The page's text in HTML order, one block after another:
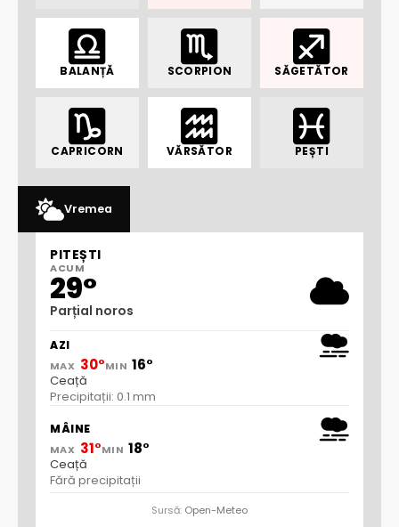
BALANȚĂ SCORPION SĂGETĂTOR
CAPRICORN VĂRSĂTOR PEȘTI
Vremea
PITEȘTI
ACUM
29°
Parțial noros
AZI
MAX 30°MIN 16°
Ceață
Precipitații: 0.1 mm
MÂINE
MAX 31°MIN 18°
Ceață
Fără precipitații
Sursă: Open-Meteo